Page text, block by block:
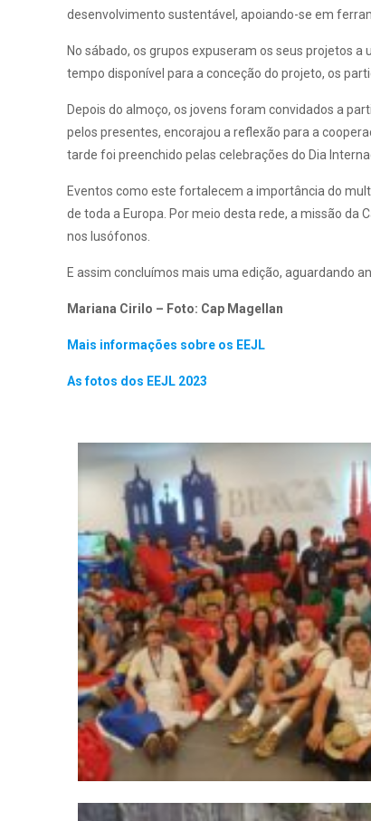
desenvolvimento sustentável, apoiando-se em
No sábado, os grupos expuseram os seus projetos
tempo disponível para a conceção do projeto, os
Depois do almoço, os jovens foram convidados a
pelos presentes, encorajou a reflexão para a
tarde foi preenchido pelas celebrações do Dia
Eventos como este fortalecem a importância do
de toda a Europa. Por meio desta rede, a missão da
nos lusófonos.
E assim concluímos mais uma edição, aguardando
Mariana Cirilo – Foto: Cap Magellan
Mais informações sobre os EEJL
As fotos dos EEJL 2023